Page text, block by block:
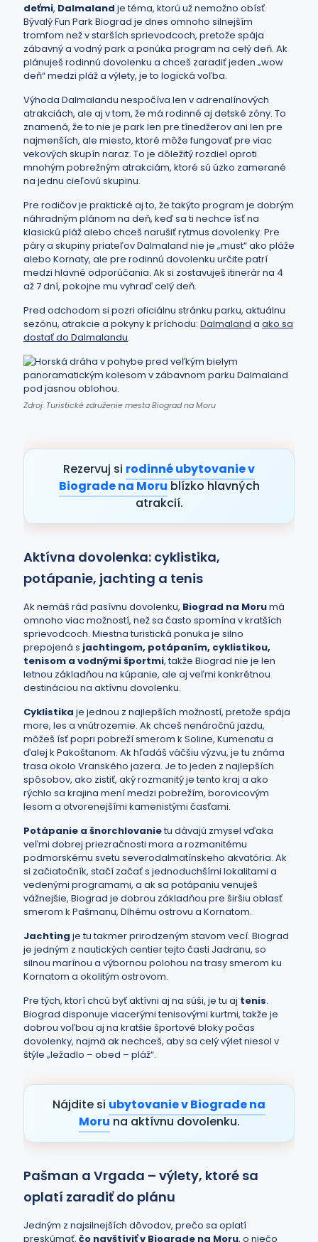
deťmi, Dalmaland je téma, ktorú už nemožno obísť.
Bývalý Fun Park Biograd je dnes omnoho silnejším
tromfom než v starších sprievodcoch, pretože spája
zábavný a vodný park a ponúka program na celý deň. Ak
plánuješ rodinnú dovolenku a chceš zaradiť jeden „wow
deň“ medzi pláž a výlety, je to logická voľba.
Výhoda Dalmalandu nespočíva len v adrenalínových
atrakciách, ale aj v tom, že má rodinné aj detské zóny. To
znamená, že to nie je park len pre tínedžerov ani len pre
najmenších, ale miesto, ktoré môže fungovať pre viac
vekových skupín naraz. To je dôležitý rozdiel oproti
mnohým pobrežným atrakciám, ktoré sú úzko zamerané
na jednu cieľovú skupinu.
Pre rodičov je praktické aj to, že takýto program je dobrým
náhradným plánom na deň, keď sa ti nechce ísť na
klasickú pláž alebo chceš narušiť rytmus dovolenky. Pre
páry a skupiny priateľov Dalmaland nie je „must“ ako pláže
alebo Kornaty, ale pre rodinnú dovolenku určite patrí
medzi hlavné odporúčania. Ak si zostavuješ itinerár na 4
až 7 dní, pokojne mu vyhraď celý deň.
Pred odchodom si pozri oficiálnu stránku parku, aktuálnu
sezónu, atrakcie a pokyny k príchodu: Dalmaland a ako sa
dostať do Dalmalandu.
Zdroj: Turistické združenie mesta Biograd na Moru
Rezervuj si rodinné ubytovanie v
Biograde na Moru blízko hlavných
atrakcií.
Aktívna dovolenka: cyklistika,
potápanie, jachting a tenis
Ak nemáš rád pasívnu dovolenku, Biograd na Morumá
omnoho viac možností, než sa často spomína v kratších
sprievodcoch. Miestna turistická ponuka je silno
prepojená s jachtingom, potápaním, cyklistikou,
tenisom a vodnými športmi, takže Biograd nie je len
letnou základňou na kúpanie, ale aj veľmi konkrétnou
destináciou na aktívnu dovolenku.
Cyklistika je jednou z najlepších možností, pretože spája
more, les a vnútrozemie. Ak chceš nenáročnú jazdu,
môžeš ísť popri pobreží smerom k Soline, Kumenatu a
ďalej k Pakoštanom. Ak hľadáš väčšiu výzvu, je tu známa
trasa okolo Vranského jazera. Je to jeden z najlepších
spôsobov, ako zistiť, aký rozmanitý je tento kraj a ako
rýchlo sa krajina mení medzi pobrežím, borovicovým
lesom a otvorenejšími kamenistými časťami.
Potápanie a šnorchlovanietu dávajú zmysel vďaka
veľmi dobrej priezračnosti mora a rozmanitému
podmorskému svetu severodalmatínskeho akvatória. Ak
si začiatočník, stačí začať s jednoduchšími lokalitami a
vedenými programami, a ak sa potápaniu venuješ
vážnejšie, Biograd je dobrou základňou pre širšiu oblasť
smerom k Pašmanu, Dlhému ostrovu a Kornatom.
Jachting je tu takmer prirodzeným stavom vecí. Biograd
je jedným z nautických centier tejto časti Jadranu, so
silnou marínou a výbornou polohou na trasy smerom ku
Kornatom a okolitým ostrovom.
Pre tých, ktorí chcú byť aktívni aj na súši, je tu aj tenis.
Biograd disponuje viacerými tenisovými kurtmi, takže je
dobrou voľbou aj na kratšie športové bloky počas
dovolenky, najmä ak nechceš, aby sa celý výlet niesol v
štýle „ležadlo – obed – pláž“.
Nájdite si ubytovanie v Biograde na
Moru na aktívnu dovolenku.
Pašman a Vrgada – výlety, ktoré sa
oplatí zaradiť do plánu
Jedným z najsilnejších dôvodov, prečo sa oplatí
preskúmať, čo navštíviť v Biograde na Moru, o niečo